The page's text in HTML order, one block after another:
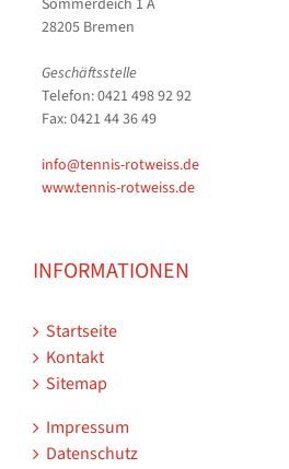
28205 Bremen
Geschäftsstelle
Telefon: 0421 498 92 92
Fax: 0421 44 36 49
info@tennis-rotweiss.de
www.tennis-rotweiss.de
INFORMATIONEN
Startseite
Kontakt
Sitemap
Impressum
Datenschutz